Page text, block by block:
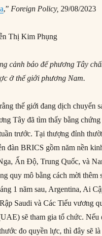
,” Foreign Policy, 29/08/2023
Thị Kim Phụng
cảnh báo để phương Tây
ở thế giới phương Nam.
thế giới đang dịch chuyển
Tây đã tìm thấy bằng
trước. Tại thượng đỉnh
đàn BRICS gồm năm nền
Ấn Độ, Trung Quốc, và
quy mô bằng cách mời thêm
1 năm sau, Argentina, Ai
Saudi và Các Tiểu vương
sẽ tham gia tổ chức. Nếu
đo quyền lực, thì đây sẽ